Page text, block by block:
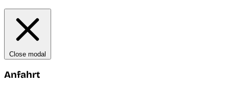
Close modal
Anfahrt